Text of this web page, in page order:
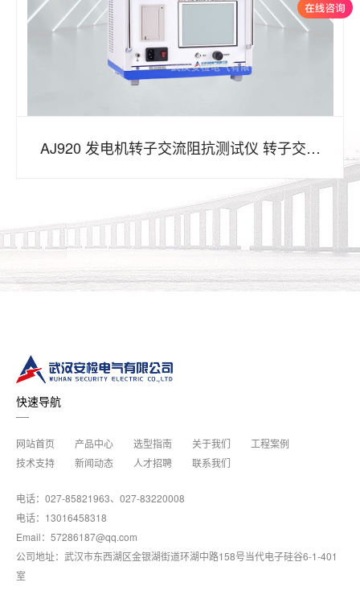
AJ920 发电机转子交流阻抗测试仪 转子交流
快速导航
网站首页 产品中心 选型指南 关于我们
工程案例
技术支持
新闻动态 人才招聘 联系我们
电话：027-85821963、027-83220008
电话：13016458318
Email：57286187@qq.com
公司地址：武汉市东西湖区金银湖街道环湖中路158号当代电子硅谷6-1-401
室